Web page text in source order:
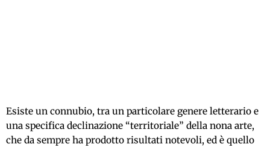
Esiste un connubio, tra un particolare genere letterario e
una specifica declinazione “territoriale” della nona arte,
che da sempre ha prodotto risultati notevoli, ed è quello